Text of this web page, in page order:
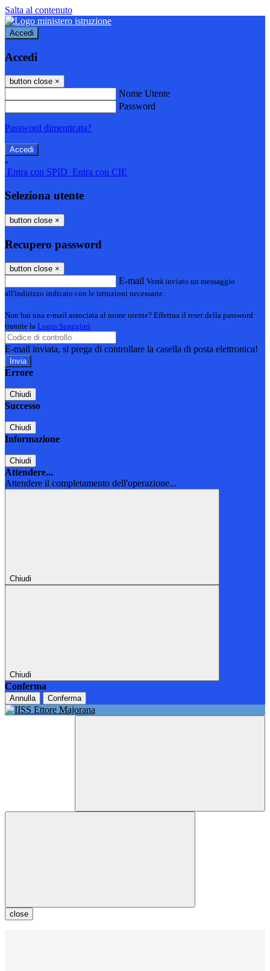
Salta al contenuto
Accedi
Accedi
button close ×
Nome Utente
Password
Password dimenticata?
-
Entra con SPID Entra con CIE
Seleziona utente
button close ×
Recupero password
button close ×
E-mail Verrà inviato un messaggio
all'indirizzo indicato con le istruzioni necessarie.
Non hai una e-mail associata al nome utente? Effettua il reset della password
tramite la Login Spaggiari
E-mail inviata, si prega di controllare la casella di posta elettronica!
Errore
Chiudi
Successo
Chiudi
Informazione
Chiudi
Attendere...
Attendere il completamento dell'operazione...
Chiudi
Chiudi
Conferma
Annulla Conferma
close